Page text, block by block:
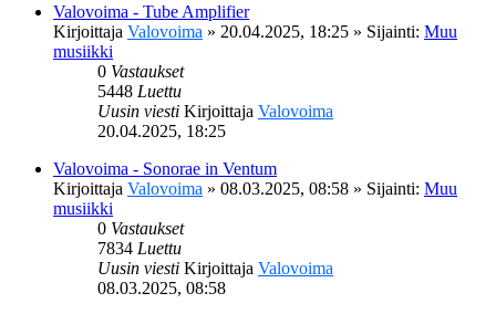
Valovoima - Tube Amplifier
Kirjoittaja Valovoima » 20.04.2025, 18:25 » Sijainti: Muu
musiikki
0 Vastaukset
5448 Luettu
Uusin viesti Kirjoittaja Valovoima
20.04.2025, 18:25
Valovoima - Sonorae in Ventum
Kirjoittaja Valovoima » 08.03.2025, 08:58 » Sijainti: Muu
musiikki
0 Vastaukset
7834 Luettu
Uusin viesti Kirjoittaja Valovoima
08.03.2025, 08:58